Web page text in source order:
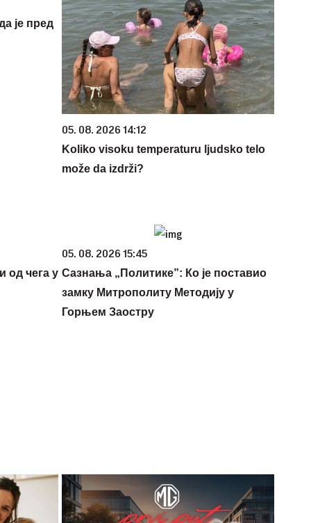
је пред
05. 08. 2026 14:12
Koliko visoku temperaturu ljudsko telo
može da izdrži?
од чега у
05. 08. 2026 15:45
Сазнања „Политике”: Ко је поставио
замку Митрополиту Методију у
Горњем Заостру